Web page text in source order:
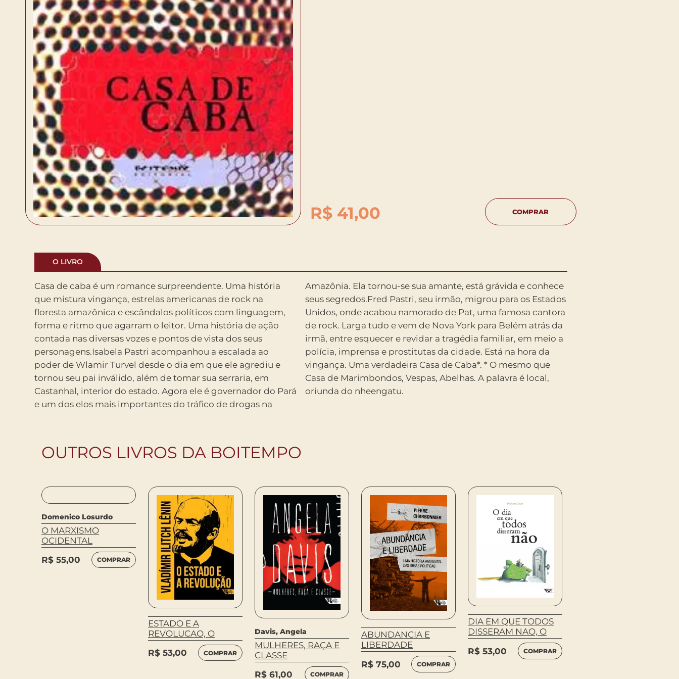
R$41,00 COMPRAR
O LIVRO
Casa de caba é um romance surpreendente. Uma história
que mistura vingança, estrelas americanas de rock na
floresta amazônica e escândalos políticos com linguagem,
forma e ritmo que agarram o leitor. Uma história de ação
contada nas diversas vozes e pontos de vista dos seus
personagens.Isabela Pastri acompanhou a escalada ao
poder de Wlamir Turvel desde o dia em que ele agrediu e
tornou seu pai inválido, além de tomar sua serraria, em
Castanhal, interior do estado. Agora ele é governador do Pará
e um dos elos mais importantes do tráfico de drogas na
Amazônia. Ela tornou-se sua amante, está grávida e conhece
seus segredos.Fred Pastri, seu irmão, migrou para os Estados
Unidos, onde acabou namorado de Pat, uma famosa cantora
de rock. Larga tudo e vem de Nova York para Belém atrás da
irmã, entre esquecer e revidar a tragédia familiar, em meio a
polícia, imprensa e prostitutas da cidade. Está na hora da
vingança. Uma verdadeira Casa de Caba*. * O mesmo que
Casa de Marimbondos, Vespas, Abelhas. A palavra é local,
oriunda do nheengatu.
OUTROS LIVROS DA BOITEMPO
Domenico Losurdo
O MARXISMO
OCIDENTAL
R$ 55,00 COMPRAR
ESTADO E A
REVOLUCAO, O
R$ 53,00 COMPRAR
Davis, Angela
MULHERES, RAÇA E
CLASSE
R$ 61,00 COMPRAR
ABUNDANCIA E
LIBERDADE
R$ 75,00 COMPRAR
DIA EM QUE TODOS
DISSERAM NAO, O
R$ 53,00 COMPRAR